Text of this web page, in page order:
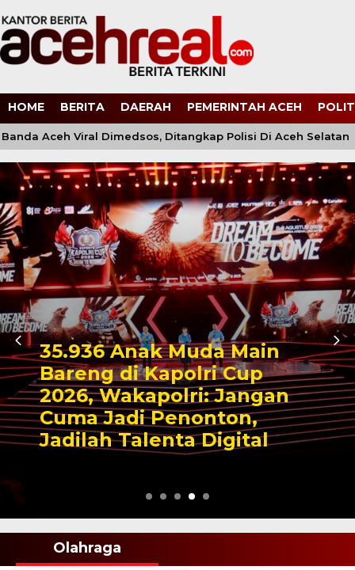
HOME BERITA DAERAH PEMERINTAH ACEH
Aceh Viral Dimedsos, Ditangkap Polisi Di Aceh Selatan
35.936 Anak Muda Main
Bareng di Kapolri Cup
2026, Wakapolri: Jangan
Cuma Jadi Penonton,
Jadilah Talenta Digital
Olahraga